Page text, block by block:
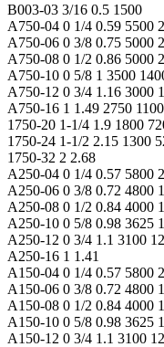
B003-03 3/16 0.5 1500
A750-04 0 1/4 0.59 5500
A750-06 0 3/8 0.75 5000
A750-08 0 1/2 0.86 5000
A750-10 0 5/8 1 3500
A750-12 0 3/4 1.16 3000
A750-16 1 1.49 2750
1750-20 1-1/4 1.9 1800
1750-24 1-1/2 2.15 1300
1750-32 2 2.68
A250-04 0 1/4 0.57 5800
A250-06 0 3/8 0.72 4800
A250-08 0 1/2 0.84 4000
A250-10 0 5/8 0.98 3625
A250-12 0 3/4 1.1 3100
A250-16 1 1.41
A150-04 0 1/4 0.57 5800
A150-06 0 3/8 0.72 4800
A150-08 0 1/2 0.84 4000
A150-10 0 5/8 0.98 3625
A150-12 0 3/4 1.1 3100